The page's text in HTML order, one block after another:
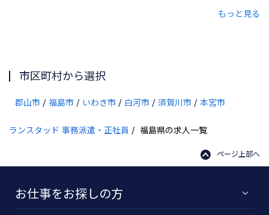
もっと見る
市区町村から選択
郡山市 福島市 いわき市 白河市 須賀川市 本宮市
ランスタッド 事務派遣・正社員 福島県の求人一覧
ページ上部へ
お仕事をお探しの方